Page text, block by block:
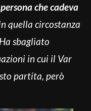
che cadeva
quella circostanza
sbagliato
in cui il Var
partita, però